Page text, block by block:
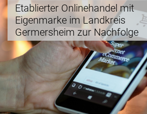
Etablierter Onlinehandel mit
Eigenmarke im Landkreis
Germersheim zur Nachfolge